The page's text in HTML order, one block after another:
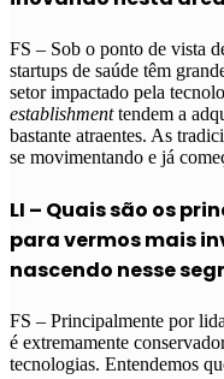
FS – Sob o ponto de vista
startups de saúde têm
setor impactado pela
establishmenttendem a
bastante atraentes. As
se movimentando e já
LI – Quais são os
para vermos mais
nascendo nesse
FS – Principalmente por
é extremamente
tecnologias. Entendemos